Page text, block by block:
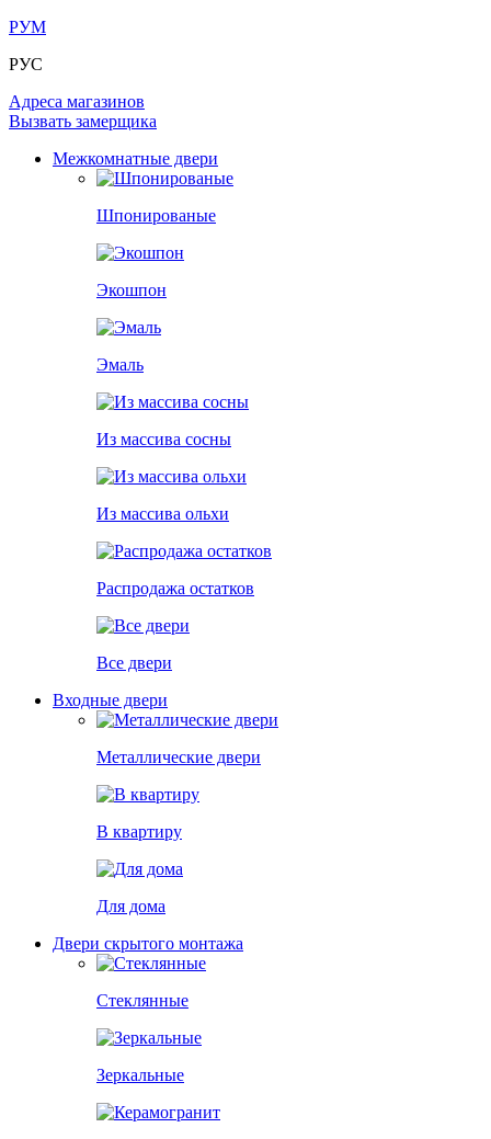
РУМ
РУС
Адреса магазинов
Вызвать замерщика
Межкомнатные двери
Шпонированые
Экошпон
Эмаль
Из массива сосны
Из массива ольхи
Распродажа остатков
Все двери
Входные двери
Металлические двери
В квартиру
Для дома
Двери скрытого монтажа
Стеклянные
Зеркальные